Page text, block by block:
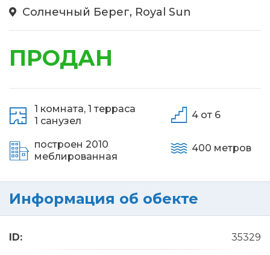
Солнечный Берег, Royal Sun
ПРОДАН
1 комната, 1 терраса
1 санузел
построен 2010
меблированная
4 от 6
400 метров
Информация об обекте
ID: 35329